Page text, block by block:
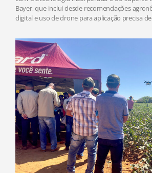
Bayer, que inclui desde recomendações
digital e uso de drone para aplicação precisa